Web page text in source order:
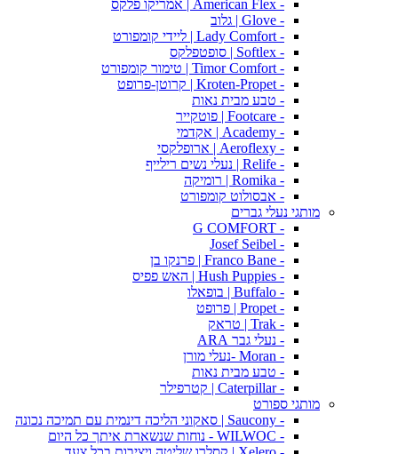
- American Flex | אמריקו פלקס
- Glove | גלוב
- Lady Comfort | ליידי קומפורט
- Softlex | סופטפלקס
- Timor Comfort | טימור קומפורט
- Kroten-Propet | קרוטן-פרופט
- טבע מבית נאות
- Footcare | פוטקייר
- Academy | אקדמי
- Aeroflexy | ארופלקסי
- Relife | נעלי נשים רילייף
- Romika | רומיקה
- אבסולוט קומפורט
מותגי נעלי גברים
- G COMFORT
- Josef Seibel
- Franco Bane | פרנקו בן
- Hush Puppies | האש פפיס
- Buffalo | בופאלו
- Propet | פרופט
- Trak | טראק
- נעלי גבר ARA
- Moran -נעלי מורן
- טבע מבית נאות
- Caterpillar | קטרפילר
מותגי ספורט
- Saucony | סאקוני הליכה דינמית עם תמיכה נכונה
- WILWOC - נוחות שנשארת איתך כל היום